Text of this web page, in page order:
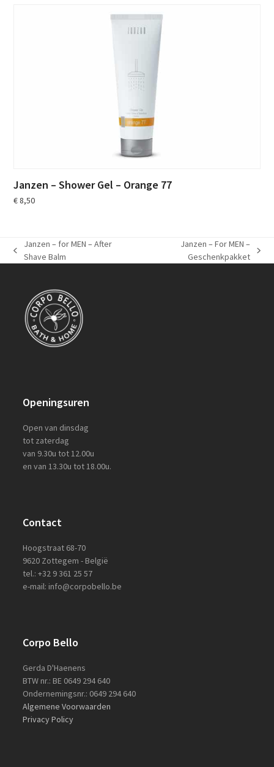
Janzen – Shower Gel – Orange 77
€8,50
previous
Janzen – for MEN – After
Shave Balm
Janzen – For MEN –
Geschenkpakket
Openingsuren
Open van dinsdag
tot zaterdag
van 9.30u tot 12.00u
en van 13.30u tot 18.00u.
Contact
Hoogstraat 68-70
9620 Zottegem - België
tel.: +32 9 361 25 57
e-mail: info@corpobello.be
Corpo Bello
Gerda D'Haenens
BTW nr.: BE 0649 294 640
Ondernemingsnr.: 0649 294 640
Algemene Voorwaarden
Privacy Policy